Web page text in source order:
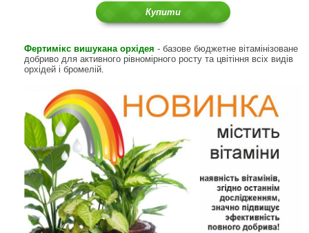
Купити
Фертимікс вишукана орхідея - базове бюджетне вітамінізоване
добриво для активного рівномірного росту та цвітіння всіх видів
орхідей і бромелій.